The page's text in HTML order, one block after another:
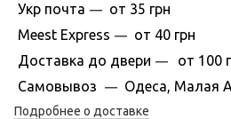
Укр почта —
от 35 грн
Meest Express — от 40 грн
Доставка до двери —от 100
Самовывоз
— Одеса, Малая
Подробнее о доставке